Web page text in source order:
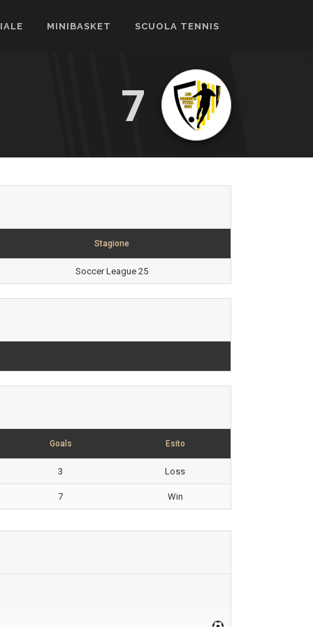
MINIBASKET SCUOLA TENNIS
7
Stagione
Soccer League 25
Goals Esito
3 Loss
7 Win